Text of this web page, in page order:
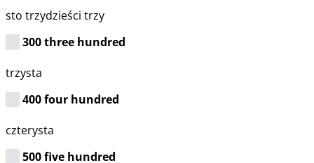
sto trzydzieści trzy
300 three hundred
trzysta
400 four hundred
czterysta
500 five hundred